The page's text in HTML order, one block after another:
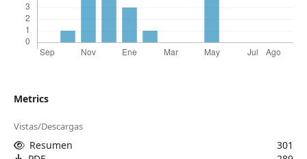
Metrics
Vistas/Descargas
Resumen
301